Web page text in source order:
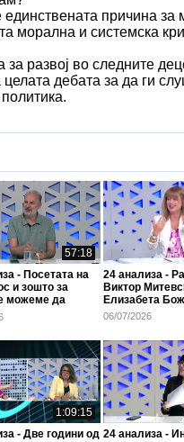
единствената причина за
морална и системска
развој во следните
целата дебата за да ги
57:18
- Посетата на
и зошто за
можеме да
консензус
24 анализа -
Виктор
Елизабета
06/07/2026
1:09:15
- Две години од 24 анализа -